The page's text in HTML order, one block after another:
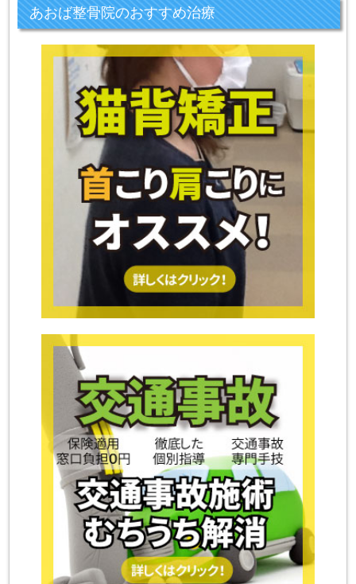
あおば整骨院のおすすめ治療